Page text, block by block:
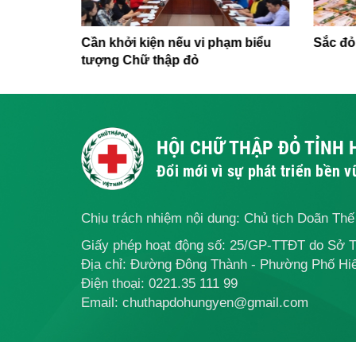
Cần khởi kiện nếu vi phạm biểu
tượng Chữ thập đỏ
Sắc
HỘI CHỮ THẬP ĐỎ TỈNH
Đổi mới vì sự phát triển bền
Chịu trách nhiệm nội dung: Chủ tịch Doãn
Giấy phép hoạt động số: 25/GP-TTĐT do Sở
Địa chỉ: Đường Đông Thành - Phường Phố
Điện thoại: 0221.35 111 99
Email: chuthapdohungyen@gmail.com